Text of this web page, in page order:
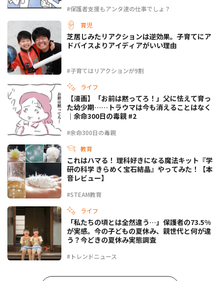
#保護者支援もアンタ達の仕事でしょ？
育児
#子育てはリアクションが9割
芝居じみたリアクションは逆効果。子育てにア
ドバイスよりアイディアがいい理由
ライフ
#余命300日の毒親
【漫画】「お前は黙ってろ！」父に怯えて育っ
た幼少期……トラウマは今も消えることはなく
｜余命300日の毒親 #2
教育
#STEAM教育
これはハマる！ 理科好きになる魔法キット『学
研の科学 きらめく宝石結晶』やってみた！【本
音レビュー】
ライフ
#トレンドニュース
「私たちの頃とは全然違う…」保護者の73.5%
が実感。今の子どもの夏休み、親世代と何が違
う？今どきの夏休み実態調査